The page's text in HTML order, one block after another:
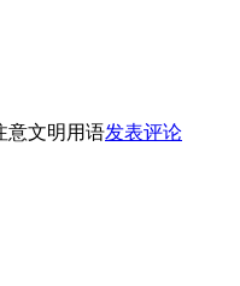
意文明用语发表评论